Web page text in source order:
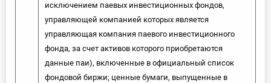
исключением паевых инвестиционных фондов,
управляющей компанией которых является
управляющая компания паевого инвестиционного
фонда, за счет активов которого приобретаются
данные паи), включенные в официальный список
фондовой биржи; ценные бумаги, выпущенные в